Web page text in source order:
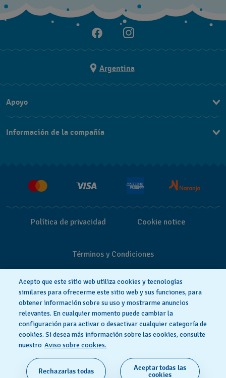
Argentina
Apoyo
Preguntas Frecuentes
Información de la compañía
Política de privacidad Cookie notice
Términos y Condiciones
HECHO EN SUIZA
Acepto que este sitio web utiliza cookies y tecnologías
similares para ofrecerme este sitio web y sus funciones, para
obtener información sobre su uso y mostrarme anuncios
relevantes. En cualquier momento puede cambiar la
configuración para activar o desactivar cualquier categoría de
cookies. Si desea más información sobre las cookies, consulte
nuestro Aviso sobre cookies.
Rechazarlas todas
Aceptar todas las
cookies